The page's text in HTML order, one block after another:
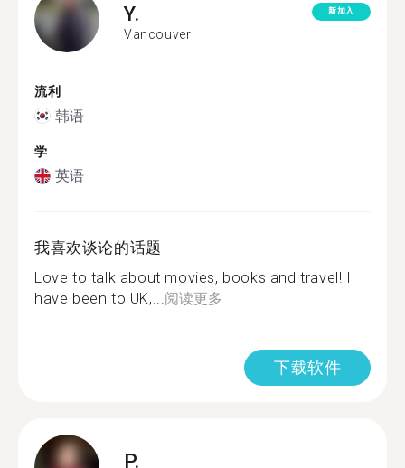
Y.
Vancouver
新加入
流利
韩语
学
英语
我喜欢谈论的话题
Love to talk about movies, books and travel! I
have been to UK,...阅读更多
下载软件
P.